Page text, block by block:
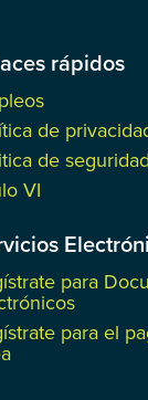
rápidos
de
de seguridad
VI
para
para el